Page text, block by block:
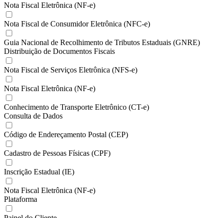
Nota Fiscal Eletrônica (NF-e)
Nota Fiscal de Consumidor Eletrônica (NFC-e)
Guia Nacional de Recolhimento de Tributos Estaduais (GNRE)
Distribuição de Documentos Fiscais
Nota Fiscal de Serviços Eletrônica (NFS-e)
Nota Fiscal Eletrônica (NF-e)
Conhecimento de Transporte Eletrônico (CT-e)
Consulta de Dados
Código de Endereçamento Postal (CEP)
Cadastro de Pessoas Físicas (CPF)
Inscrição Estadual (IE)
Nota Fiscal Eletrônica (NF-e)
Plataforma